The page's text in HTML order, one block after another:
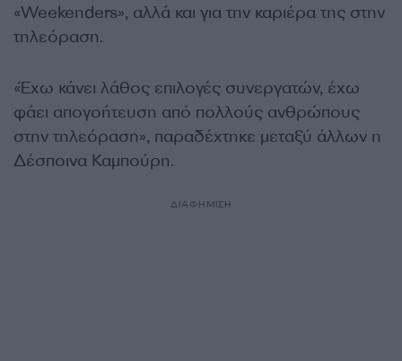
«Weekenders», αλλά και για την καριέρα της στην
τηλεόραση.
«Έχω κάνει λάθος επιλογές συνεργατών, έχω
φάει απογοήτευση από πολλούς ανθρώπους
στην τηλεόραση», παραδέχτηκε μεταξύ άλλων η
Δέσποινα Καμπούρη.
ΔΙΑΦΗΜΙΣΗ